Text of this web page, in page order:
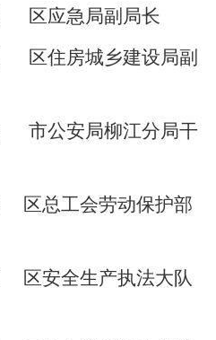
区应急局副局长
区住房城乡建设局副
市公安局柳江分局干
区总工会劳动保护部
区安全生产执法大队